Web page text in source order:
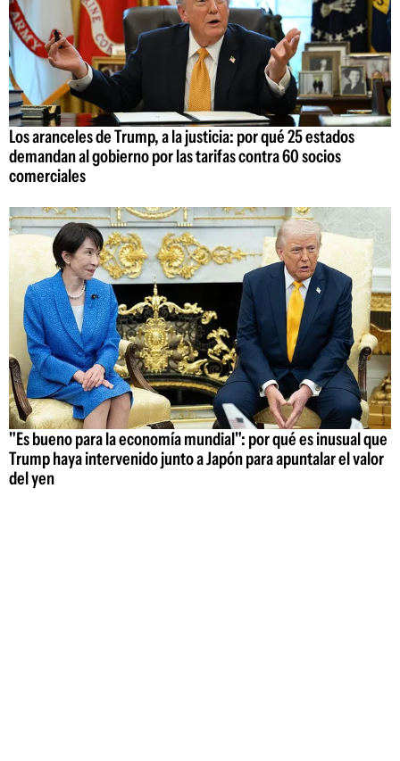
Los aranceles de Trump, a la justicia: por qué 25 estados
demandan al gobierno por las tarifas contra 60 socios
comerciales
"Es bueno para la economía mundial": por qué es inusual que
Trump haya intervenido junto a Japón para apuntalar el valor
del yen